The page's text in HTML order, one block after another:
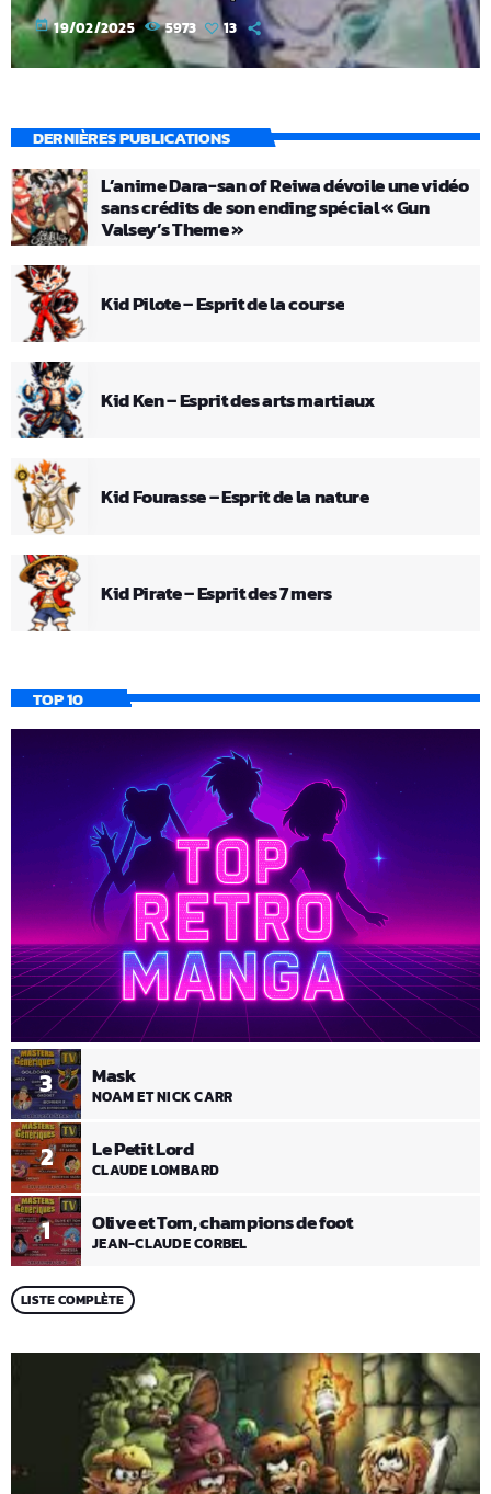
today 19/02/2025 5973 13
DERNIÈRES PUBLICATIONS
L’anime Dara-san of Reiwa dévoile une vidéo
sans crédits de son ending spécial « Gun
Valsey’s Theme »
Kid Pilote – Esprit de la course
Kid Ken – Esprit des arts martiaux
Kid Fourasse – Esprit de la nature
Kid Pirate – Esprit des 7 mers
TOP 10
1 Olive et Tom, champions de foot
JEAN-CLAUDE CORBEL
2 Le Petit Lord
CLAUDE LOMBARD
3 Mask
NOAM ET NICK CARR
LISTE COMPLÈTE